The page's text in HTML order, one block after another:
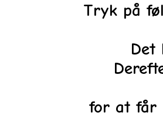
Tryk på
Det
for at får